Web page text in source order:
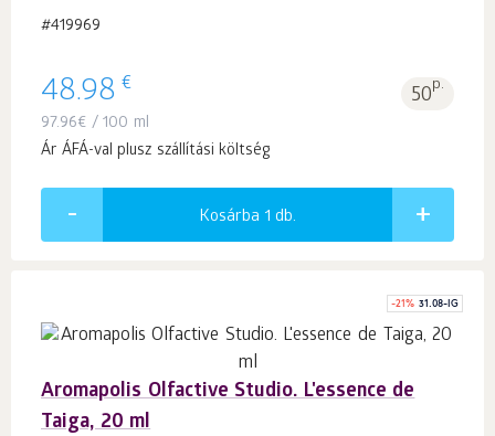
#419969
48.98 € 50p.
97.96€ / 100 ml
Ár ÁFÁ-val plusz szállítási költség
Kosárba 1 db.
-21% 31.08-IG
Aromapolis Olfactive Studio. L'essence de
Taiga, 20 ml